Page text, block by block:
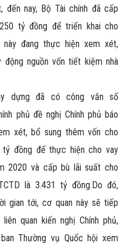
đến nay, Bộ Tài chính đã cấp
tỷ đồng để triển khai cho
này đang thực hiện xem xét,
nguồn vốn tiết kiệm nhà
dựng đã có công văn số
phủ đề nghị Chính phủ báo
xét, bổ sung thêm vốn cho
tỷ đồng để thực hiện cho vay
2020 và cấp bù lãi suất cho
là 3.431 tỷ đồng.Do đó,
gian tới, cơ quan này sẽ tiếp
quan kiến nghị Chính phủ,
Thường vụ Quốc hội xem